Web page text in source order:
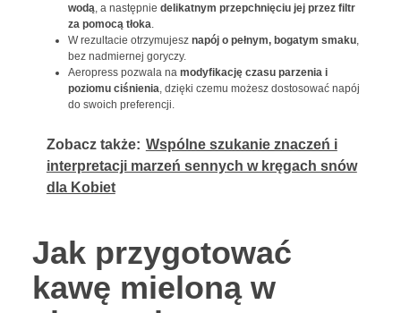
wodą, a następnie delikatnym przepchnięciu jej przez filtr
za pomocą tłoka.
W rezultacie otrzymujesz napój o pełnym, bogatym smaku,
bez nadmiernej goryczy.
Aeropress pozwala na modyfikację czasu parzenia i
poziomu ciśnienia, dzięki czemu możesz dostosować napój
do swoich preferencji.
Zobacz także: Wspólne szukanie znaczeń i
interpretacji marzeń sennych w kręgach snów
dla Kobiet
Jak przygotować
kawę mieloną w